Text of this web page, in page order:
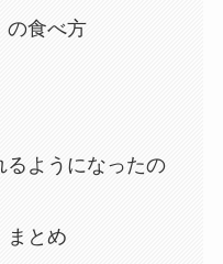
の食べ方
るようになったの
まとめ